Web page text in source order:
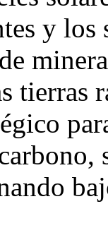
y los
tierras